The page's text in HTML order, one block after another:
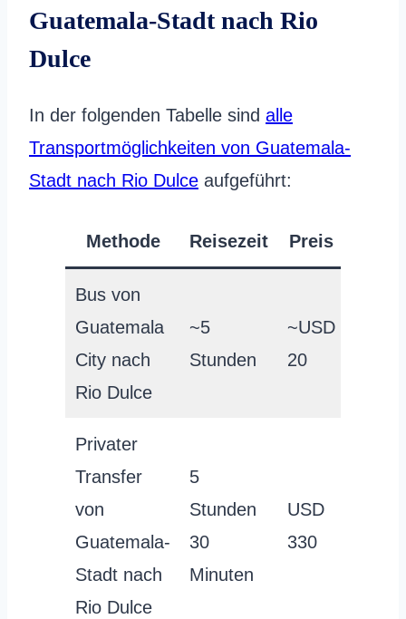
Guatemala-Stadt nach Rio
Dulce
In der folgenden Tabelle sind alle
Transportmöglichkeiten von Guatemala-
Stadt nach Rio Dulce aufgeführt:
Methode Reisezeit Preis
Bus von
Guatemala
City nach
Rio Dulce
~5
Stunden
~USD
20
Privater
Transfer
von
Guatemala-
Stadt nach
Rio Dulce
5
Stunden
30
Minuten
USD
330